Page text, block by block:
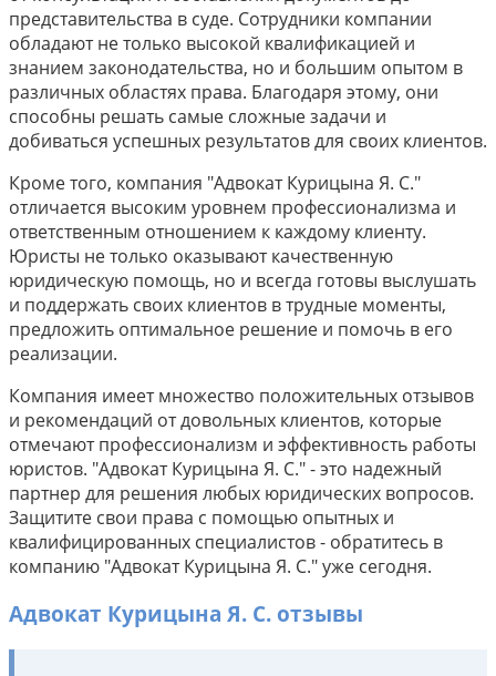
представительства в суде. Сотрудники компании
обладают не только высокой квалификацией и
знанием законодательства, но и большим опытом в
различных областях права. Благодаря этому, они
способны решать самые сложные задачи и
добиваться успешных результатов для своих клиентов.
Кроме того, компания "Адвокат Курицына Я. С."
отличается высоким уровнем профессионализма и
ответственным отношением к каждому клиенту.
Юристы не только оказывают качественную
юридическую помощь, но и всегда готовы выслушать
и поддержать своих клиентов в трудные моменты,
предложить оптимальное решение и помочь в его
реализации.
Компания имеет множество положительных отзывов
и рекомендаций от довольных клиентов, которые
отмечают профессионализм и эффективность работы
юристов. "Адвокат Курицына Я. С." - это надежный
партнер для решения любых юридических вопросов.
Защитите свои права с помощью опытных и
квалифицированных специалистов - обратитесь в
компанию "Адвокат Курицына Я. С." уже сегодня.
Адвокат Курицына Я. С. отзывы